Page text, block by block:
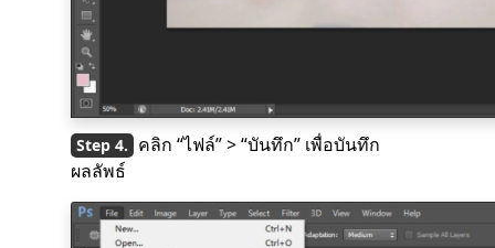
คลิก “ไฟล์” > “บันทึก” เพื่อบันทึก
ผลลัพธ์